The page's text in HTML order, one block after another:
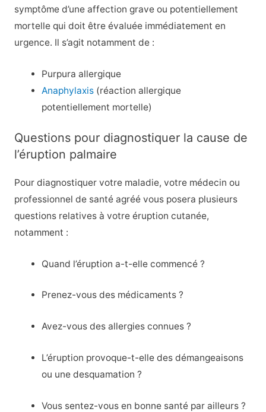
symptôme d’une affection grave ou potentiellement
mortelle qui doit être évaluée immédiatement en
urgence. Il s’agit notamment de :
Purpura allergique
Anaphylaxis (réaction allergique
potentiellement mortelle)
Questions pour diagnostiquer la cause de
l’éruption palmaire
Pour diagnostiquer votre maladie, votre médecin ou
professionnel de santé agréé vous posera plusieurs
questions relatives à votre éruption cutanée,
notamment :
Quand l’éruption a-t-elle commencé ?
Prenez-vous des médicaments ?
Avez-vous des allergies connues ?
L’éruption provoque-t-elle des démangeaisons
ou une desquamation ?
Vous sentez-vous en bonne santé par ailleurs ?